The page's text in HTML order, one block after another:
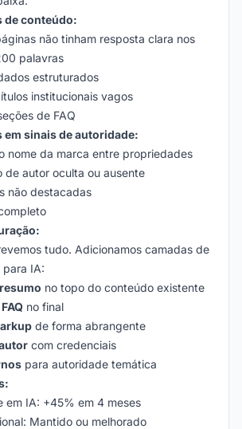
de conteúdo:
não tinham resposta clara nos
palavras
estruturados
institucionais vagos
de FAQ
em sinais de autoridade:
nome da marca entre propriedades
de autor oculta ou ausente
não destacadas
tudo. Adicionamos camadas de
IA:
no topo do conteúdo existente
no final
de forma abrangente
com credenciais
para autoridade temática
em IA: +45% em 4 meses
Mantido ou melhorado